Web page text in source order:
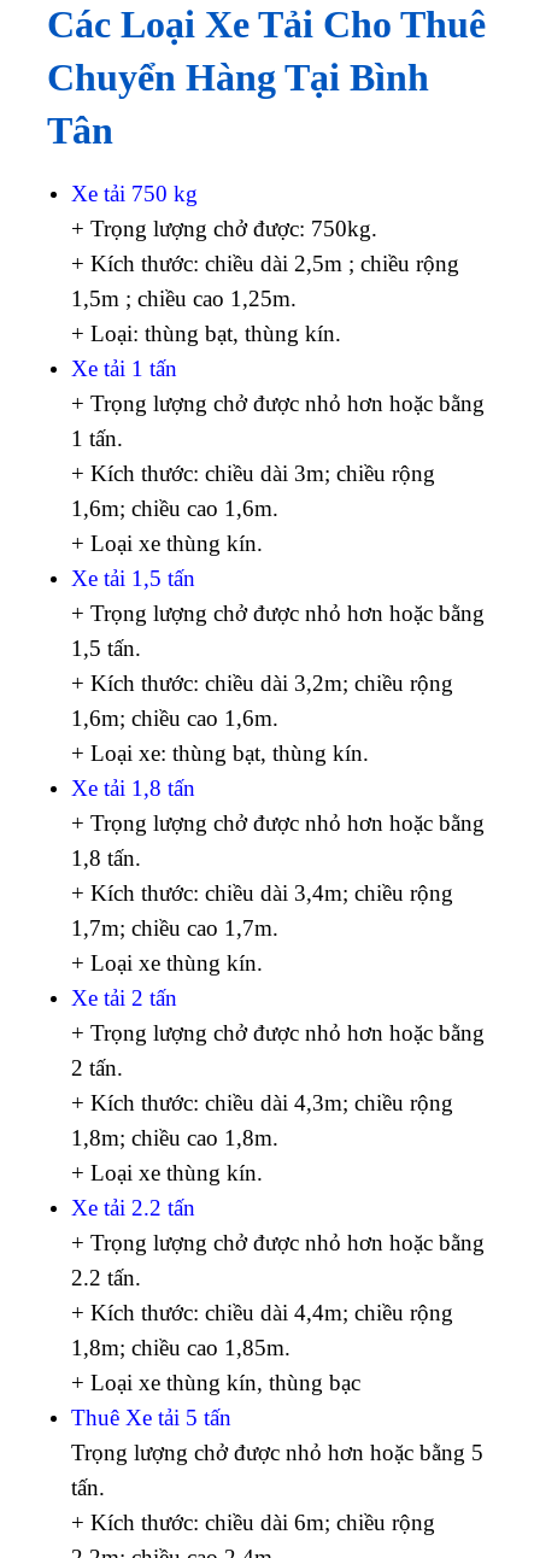
Các Loại Xe Tải Cho Thuê
Chuyển Hàng Tại Bình
Tân
Xe tải 750 kg
+ Trọng lượng chở được: 750kg.
+ Kích thước: chiều dài 2,5m ; chiều rộng
1,5m ; chiều cao 1,25m.
+ Loại: thùng bạt, thùng kín.
Xe tải 1 tấn
+ Trọng lượng chở được nhỏ hơn hoặc bằng
1 tấn.
+ Kích thước: chiều dài 3m; chiều rộng
1,6m; chiều cao 1,6m.
+ Loại xe thùng kín.
Xe tải 1,5 tấn
+ Trọng lượng chở được nhỏ hơn hoặc bằng
1,5 tấn.
+ Kích thước: chiều dài 3,2m; chiều rộng
1,6m; chiều cao 1,6m.
+ Loại xe: thùng bạt, thùng kín.
Xe tải 1,8 tấn
+ Trọng lượng chở được nhỏ hơn hoặc bằng
1,8 tấn.
+ Kích thước: chiều dài 3,4m; chiều rộng
1,7m; chiều cao 1,7m.
+ Loại xe thùng kín.
Xe tải 2 tấn
+ Trọng lượng chở được nhỏ hơn hoặc bằng
2 tấn.
+ Kích thước: chiều dài 4,3m; chiều rộng
1,8m; chiều cao 1,8m.
+ Loại xe thùng kín.
Xe tải 2.2 tấn
+ Trọng lượng chở được nhỏ hơn hoặc bằng
2.2 tấn.
+ Kích thước: chiều dài 4,4m; chiều rộng
1,8m; chiều cao 1,85m.
+ Loại xe thùng kín, thùng bạc
Thuê Xe tải 5 tấn
Trọng lượng chở được nhỏ hơn hoặc bằng 5
tấn.
+ Kích thước: chiều dài 6m; chiều rộng